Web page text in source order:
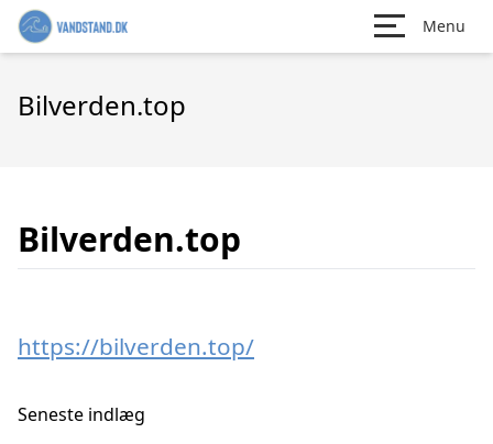
Menu
Bilverden.top
Bilverden.top
https://bilverden.top/
Seneste indlæg